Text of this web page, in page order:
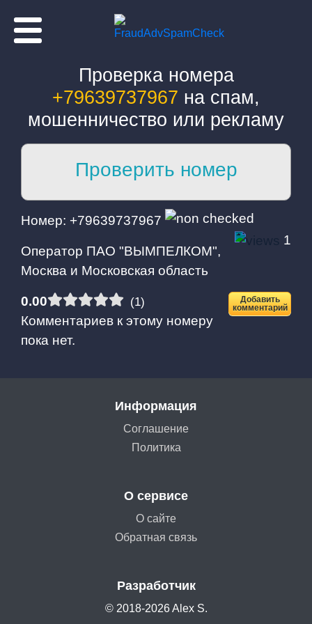
Проверка номера
+79639737967 на спам,
мошенничество или рекламу
Проверить номер
Номер: +79639737967
1
Оператор ПАО "ВЫМПЕЛКОМ",
Москва и Московская область
0.00 (1)
Добавить
комментарий
Комментариев к этому номеру
пока нет.
Информация
Соглашение
Политика
О сервисе
О сайте
Обратная связь
Разработчик
© 2018-2026 Alex S.